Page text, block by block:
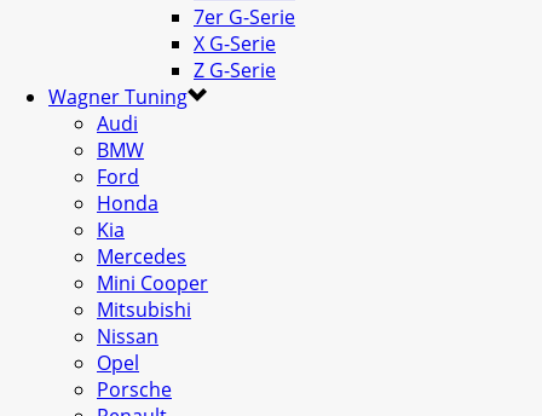
7er G-Serie
X G-Serie
Z G-Serie
Wagner Tuning
Audi
BMW
Ford
Honda
Kia
Mercedes
Mini Cooper
Mitsubishi
Nissan
Opel
Porsche